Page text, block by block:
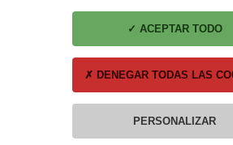
Aislantes térmicos a
Opciones
CABINA: Incluye el frontal
: Por regla
ACEPTAR TODO
DENEGAR TODAS LAS
PERSONALIZAR